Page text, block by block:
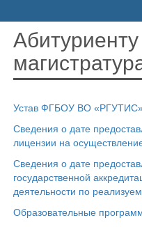
Устав ФГБОУ ВО
Сведения о дате
лицензии на
Сведения о дате
государственной
деятельности по
Образовательные